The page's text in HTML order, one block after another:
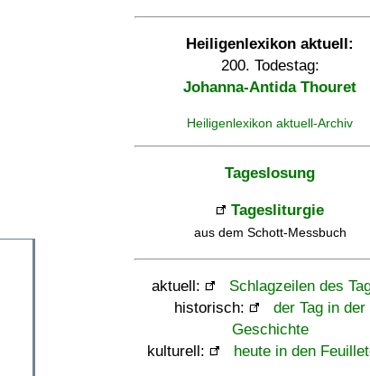
Heiligenlexikon aktuell:
200. Todestag:
Johanna-Antida Thouret
Heiligenlexikon aktuell-Archiv
Tageslosung
Tagesliturgie
aus dem Schott-Messbuch
aktuell:
Schlagzeilen des
historisch:
der Tag in der
Geschichte
kulturell:
heute in den